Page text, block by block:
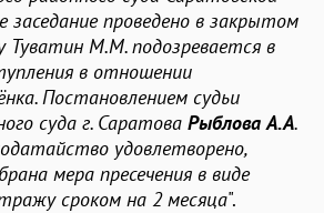
заседание проведено в закрытом
Туватин М.М. подозревается в
в отношении
Постановлением судьи
суда г. Саратова Рыблова А.А.
удовлетворено,
мера пресечения в виде
сроком на 2 месяца".